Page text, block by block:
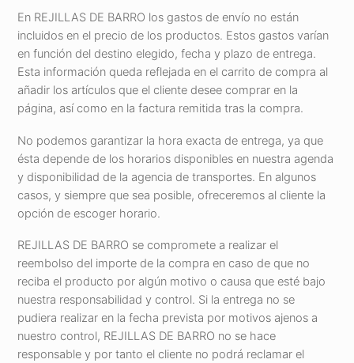
En REJILLAS DE BARRO los gastos de envío no están
incluidos en el precio de los productos. Estos gastos varían
en función del destino elegido, fecha y plazo de entrega.
Esta información queda reflejada en el carrito de compra al
añadir los artículos que el cliente desee comprar en la
página, así como en la factura remitida tras la compra.
No podemos garantizar la hora exacta de entrega, ya que
ésta depende de los horarios disponibles en nuestra agenda
y disponibilidad de la agencia de transportes. En algunos
casos, y siempre que sea posible, ofreceremos al cliente la
opción de escoger horario.
REJILLAS DE BARRO se compromete a realizar el
reembolso del importe de la compra en caso de que no
reciba el producto por algún motivo o causa que esté bajo
nuestra responsabilidad y control. Si la entrega no se
pudiera realizar en la fecha prevista por motivos ajenos a
nuestro control, REJILLAS DE BARRO no se hace
responsable y por tanto el cliente no podrá reclamar el